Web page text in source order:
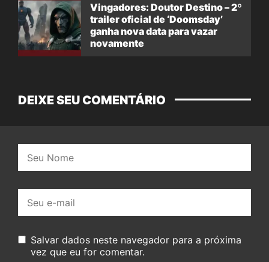
Vingadores: Doutor Destino – 2º
trailer oficial de ‘Doomsday’
ganha nova data para vazar
novamente
DEIXE SEU COMENTÁRIO
mail:
Salvar dados neste navegador para a próxima
vez que eu for comentar.